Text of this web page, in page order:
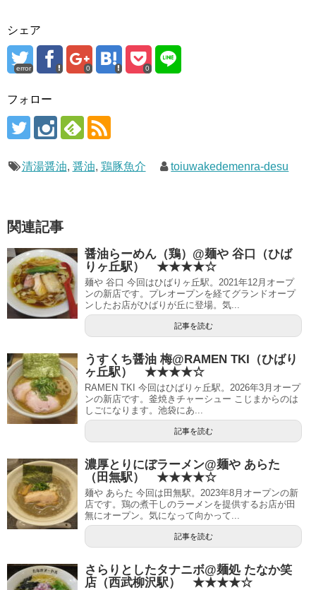
シェア
error 0 0
フォロー
清湯醤油, 醤油, 鶏豚魚介 toiuwakedemenra-desu
関連記事
醤油らーめん（鶏）@麺や 谷口（ひば
りヶ丘駅） ★★★★☆
麺や 谷口 今回はひばりヶ丘駅。2021年12月オープ
ンの新店です。プレオープンを経てグランドオープ
ンしたお店がひばりが丘に登場。気...
記事を読む
うすくち醤油 梅@RAMEN TKI（ひばり
ヶ丘駅） ★★★★☆
RAMEN TKI 今回はひばりヶ丘駅。2026年3月オープ
ンの新店です。釜焼きチャーシュー こじまからのは
しごになります。池袋にあ...
記事を読む
濃厚とりにぼラーメン@麺や あらた
（田無駅） ★★★★☆
麺や あらた 今回は田無駅。2023年8月オープンの新
店です。鶏の煮干しのラーメンを提供するお店が田
無にオープン。気になって向かって...
記事を読む
さらりとしたタナニボ@麺処 たなか笑
店（西武柳沢駅） ★★★★☆